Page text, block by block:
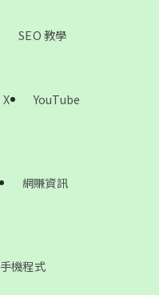
SEO 教學
X
YouTube
網賺資訊
手機程式